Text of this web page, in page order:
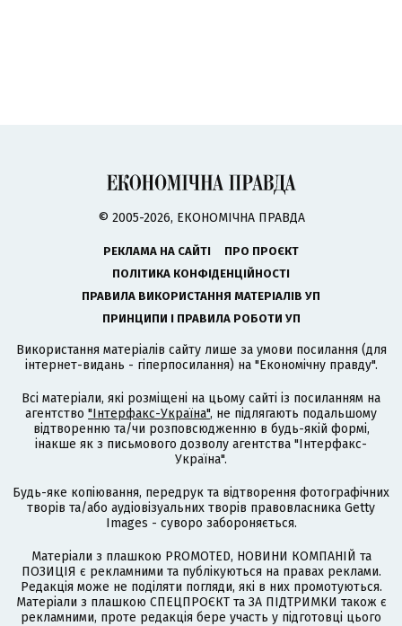
© 2005-2026, ЕКОНОМІЧНА ПРАВДА
РЕКЛАМА НА САЙТІ
ПРО ПРОЄКТ
ПОЛІТИКА КОНФІДЕНЦІЙНОСТІ
ПРАВИЛА ВИКОРИСТАННЯ МАТЕРІАЛІВ УП
ПРИНЦИПИ І ПРАВИЛА РОБОТИ УП
Використання матеріалів сайту лише за умови посилання (для
інтернет-видань - гіперпосилання) на "Економічну правду".
Всі матеріали, які розміщені на цьому сайті із посиланням на
агентство "Інтерфакс-Україна", не підлягають подальшому
відтворенню та/чи розповсюдженню в будь-якій формі,
інакше як з письмового дозволу агентства "Інтерфакс-
Україна".
Будь-яке копіювання, передрук та відтворення фотографічних
творів та/або аудіовізуальних творів правовласника Getty
Images - суворо забороняється.
Матеріали з плашкою PROMOTED, НОВИНИ КОМПАНІЙ та
ПОЗИЦІЯ є рекламними та публікуються на правах реклами.
Редакція може не поділяти погляди, які в них промотуються.
Матеріали з плашкою СПЕЦПРОЄКТ та ЗА ПІДТРИМКИ також є
рекламними, проте редакція бере участь у підготовці цього